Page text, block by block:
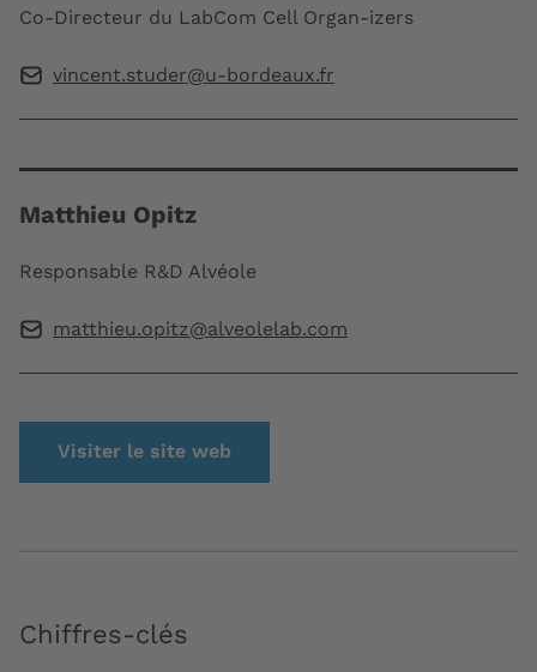
Co-Directeur du LabCom Cell Organ-izers
vincent.studer@u-bordeaux.fr
Matthieu Opitz
Responsable R&D Alvéole
matthieu.opitz@alveolelab.com
Visiter le site web
Chiffres-clés